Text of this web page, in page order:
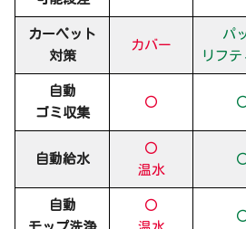
カーペット
対策
カバー
パ
リフテ
自動
ゴミ収集
〇
自動給水
〇
温水
自動
〇